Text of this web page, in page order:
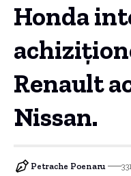
Honda
Renault
Nissan.
Petrache Poenaru 331